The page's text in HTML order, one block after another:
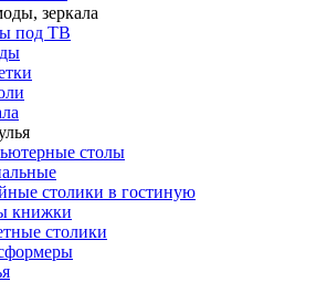
зеркала
под ТВ
столы
столики в гостиную
книжки
столики